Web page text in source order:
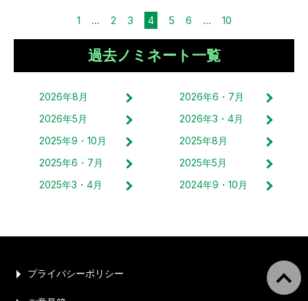
1 ... 2 3 4 5 6 ... 10
過去ノミネート一覧
2026年8 月 2026年6・7 月
2026年5 月 2026年3・4月
2025年9・10 月 2025年8 月
2025年6・7 月 2025年5 月
2025年3・4月 2024年9・10 月
プライバシーポリシー